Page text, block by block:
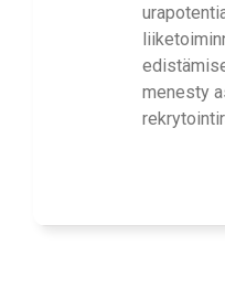
menesty